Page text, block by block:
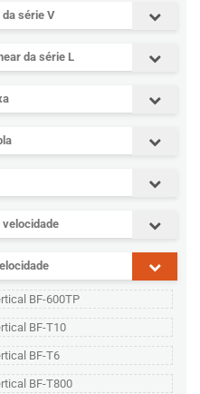
da série V
da série L
velocidade
BF-600TP
BF-T10
BF-T6
BF-T800